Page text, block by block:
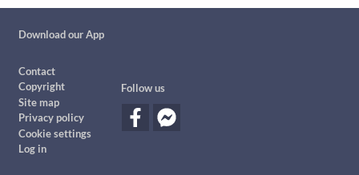
Download our App
Contact
Copyright
Site map
Privacy policy
Cookie settings
Log in
Follow us